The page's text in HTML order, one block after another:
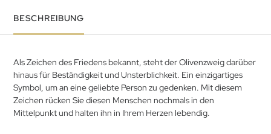
BESCHREIBUNG
Als Zeichen des Friedens bekannt, steht der Olivenzweig darüber
hinaus für Beständigkeit und Unsterblichkeit. Ein einzigartiges
Symbol, um an eine geliebte Person zu gedenken. Mit diesem
Zeichen rücken Sie diesen Menschen nochmals in den
Mittelpunkt und halten ihn in Ihrem Herzen lebendig.